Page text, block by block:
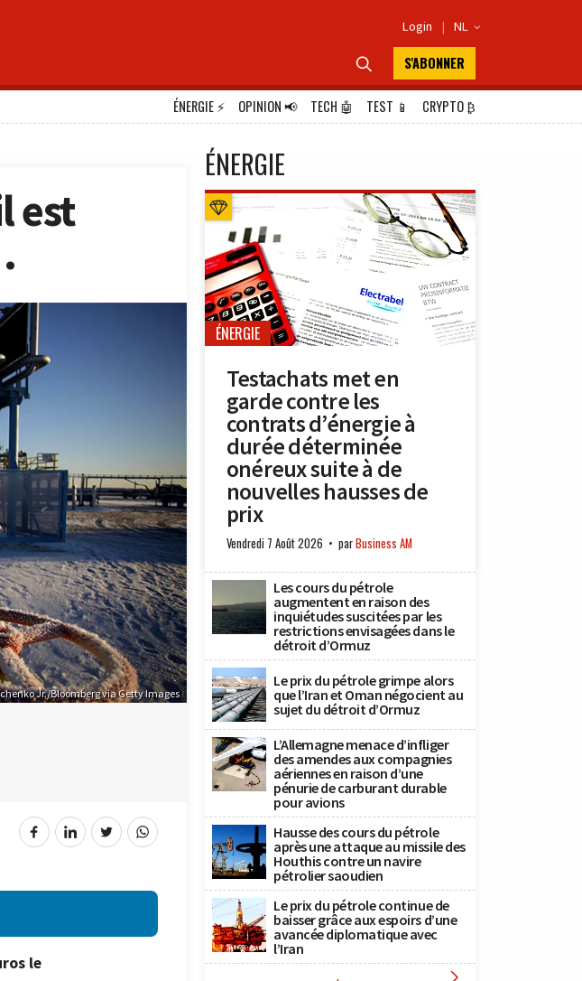
Login | NL 
 S'ABONNER
ÉNERGIE⚡ OPINION📢 TECH 🤖 TEST 📱 CRYPTO₿
est
Jr./Bloomberg via Getty Images
le
ÉNERGIE
ÉNERGIE
Testachats met en
garde contre les
contrats d’énergie à
durée déterminée
onéreux suite à de
nouvelles hausses de
prix
Vendredi 7 Août 2026 parBusiness AM
Les cours du pétrole
augmentent en raison des
inquiétudes suscitées par les
restrictions envisagées dans le
détroit d’Ormuz
Le prix du pétrole grimpe alors
que l’Iran et Oman négocient au
sujet du détroit d’Ormuz
L’Allemagne menace d’infliger
des amendes aux compagnies
aériennes en raison d’une
pénurie de carburant durable
pour avions
Hausse des cours du pétrole
après une attaque au missile des
Houthis contre un navire
pétrolier saoudien
Le prix du pétrole continue de
baisser grâce aux espoirs d’une
avancée diplomatique avec
l’Iran